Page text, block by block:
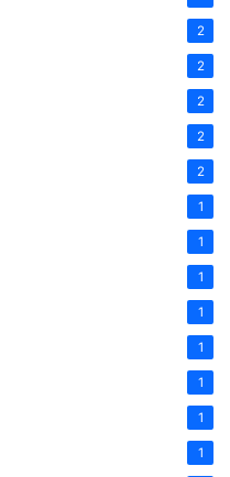
2
2
2
2
2
1
1
1
1
1
1
1
1